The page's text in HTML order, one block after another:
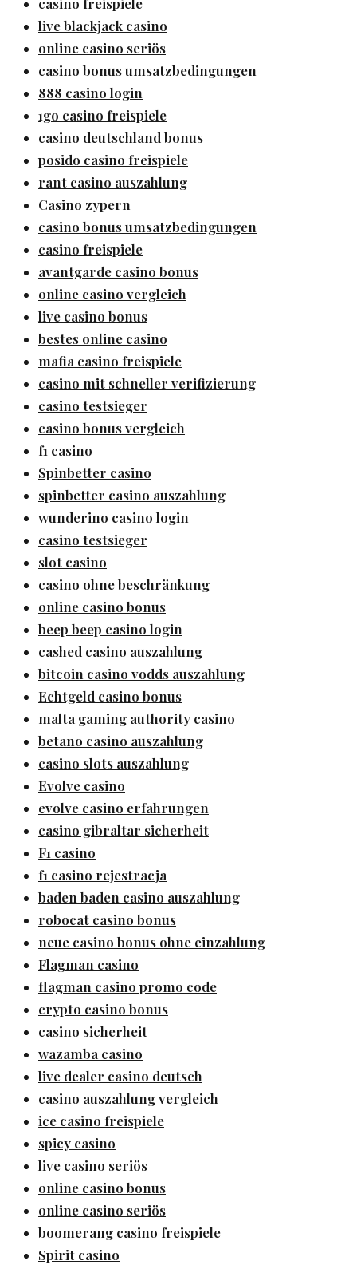
live blackjack casino
online casino seriös
casino bonus umsatzbedingungen
888 casino login
1go casino freispiele
casino deutschland bonus
posido casino freispiele
rant casino auszahlung
Casino zypern
casino bonus umsatzbedingungen
casino freispiele
avantgarde casino bonus
online casino vergleich
live casino bonus
bestes online casino
mafia casino freispiele
casino mit schneller verifizierung
casino testsieger
casino bonus vergleich
f1 casino
Spinbetter casino
spinbetter casino auszahlung
wunderino casino login
casino testsieger
slot casino
casino ohne beschränkung
online casino bonus
beep beep casino login
cashed casino auszahlung
bitcoin casino vodds auszahlung
Echtgeld casino bonus
malta gaming authority casino
betano casino auszahlung
casino slots auszahlung
Evolve casino
evolve casino erfahrungen
casino gibraltar sicherheit
F1 casino
f1 casino rejestracja
baden baden casino auszahlung
robocat casino bonus
neue casino bonus ohne einzahlung
Flagman casino
flagman casino promo code
crypto casino bonus
casino sicherheit
wazamba casino
live dealer casino deutsch
casino auszahlung vergleich
ice casino freispiele
spicy casino
live casino seriös
online casino bonus
online casino seriös
boomerang casino freispiele
Spirit casino